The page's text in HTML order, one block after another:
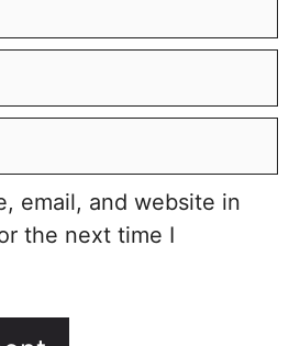
email, and website in
the next time I